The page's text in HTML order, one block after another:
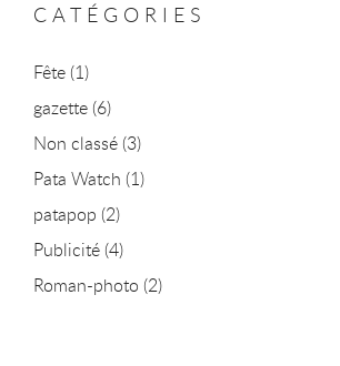
CATÉGORIES
Fête (1)
gazette (6)
Non classé (3)
Pata Watch (1)
patapop (2)
Publicité (4)
Roman-photo (2)